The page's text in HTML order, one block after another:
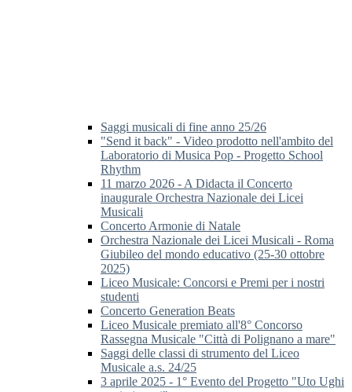
Saggi musicali di fine anno 25/26
"Send it back" - Video prodotto nell'ambito del
Laboratorio di Musica Pop - Progetto School
Rhythm
11 marzo 2026 - A Didacta il Concerto
inaugurale Orchestra Nazionale dei Licei
Musicali
Concerto Armonie di Natale
Orchestra Nazionale dei Licei Musicali - Roma
Giubileo del mondo educativo (25-30 ottobre
2025)
Liceo Musicale: Concorsi e Premi per i nostri
studenti
Concerto Generation Beats
Liceo Musicale premiato all'8° Concorso
Rassegna Musicale "Città di Polignano a mare"
Saggi delle classi di strumento del Liceo
Musicale a.s. 24/25
3 aprile 2025 - 1° Evento del Progetto "Uto Ughi